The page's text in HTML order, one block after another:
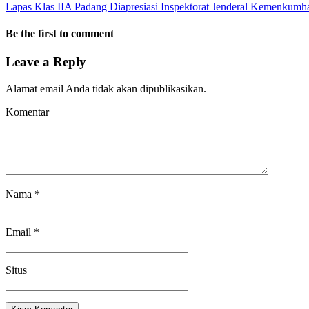
Lapas Klas IIA Padang Diapresiasi Inspektorat Jenderal
Be the first to comment
Leave a Reply
Alamat email Anda tidak akan dipublikasikan.
Komentar
Nama *
Email *
Situs